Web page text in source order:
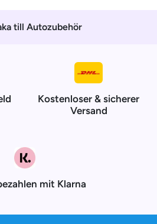
till Autozubehör
Kostenloser & sicherer
Versand
mit Klarna